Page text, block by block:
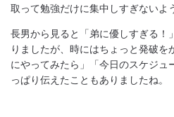
取って勉強だけに集中しすぎないよ
長男から見ると「弟に優しすぎる！
りましたが、時にはちょっと発破を
にやってみたら」「今日のスケジュ
っぱり伝えたこともありましたね。